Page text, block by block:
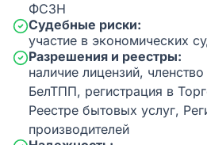
ФСЗН
Судебные риски:
участие в экономических
Разрешения и реестры:
наличие лицензий,
БелТПП, регистрация в
Реестре бытовых услуг,
производителей